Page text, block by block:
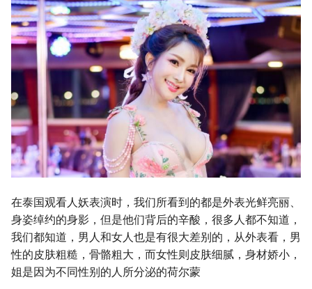
在泰国观看人妖表演时，我们所看到的都是外表光鲜亮丽、
身姿绰约的身影，但是他们背后的辛酸，很多人都不知道，
我们都知道，男人和女人也是有很大差别的，从外表看，男
性的皮肤粗糙，骨骼粗大，而女性则皮肤细腻，身材娇小，
姐是因为不同性别的人所分泌的荷尔蒙